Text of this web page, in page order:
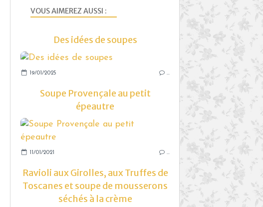
VOUS AIMEREZ AUSSI :
Des idées de soupes
19/01/2025 …
Soupe Provençale au petit
épeautre
11/01/2021 …
Ravioli aux Girolles, aux Truffes de
Toscanes et soupe de mousserons
séchés à la crème